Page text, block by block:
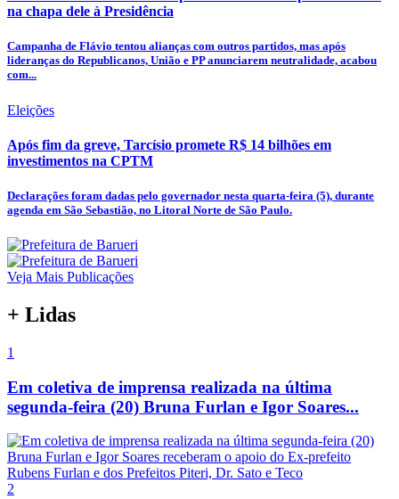
na chapa dele à Presidência
Campanha de Flávio tentou alianças com outros partidos, mas após
lideranças do Republicanos, União e PP anunciarem neutralidade, acabou
com...
Eleições
Após fim da greve, Tarcísio promete R$ 14 bilhões em
investimentos na CPTM
Declarações foram dadas pelo governador nesta quarta-feira (5), durante
agenda em São Sebastião, no Litoral Norte de São Paulo.
Veja Mais Publicações
+ Lidas
1
Em coletiva de imprensa realizada na última
segunda-feira (20) Bruna Furlan e Igor Soares...
2